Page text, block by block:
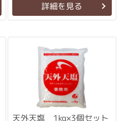
詳細を見る
天外天塩 1kg×3個セット